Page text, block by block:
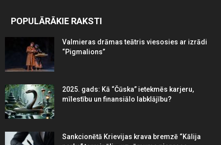
POPULĀRĀKIE RAKSTI
Valmieras drāmas teātris viesosies ar izrādi
“Pigmalions”
2025. gads: Kā “Čūska” ietekmēs karjeru,
mīlestību un finansiālo labklājību?
Sankcionētā Krievijas krava bremzē “Kālija